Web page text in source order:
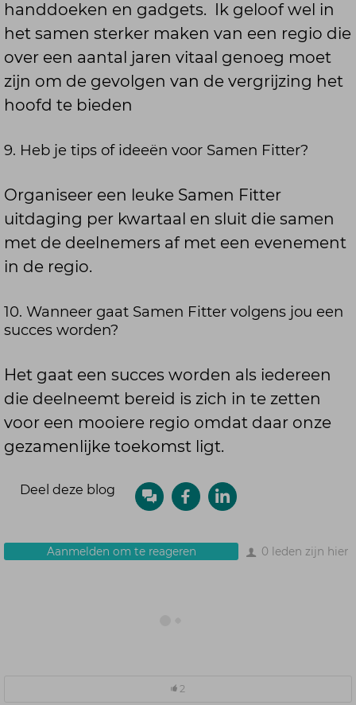
handdoeken en gadgets. Ik geloof wel in
het samen sterker maken van een regio die
over een aantal jaren vitaal genoeg moet
zijn om de gevolgen van de vergrijzing het
hoofd te bieden
9. Heb je tips of ideeën voor Samen Fitter?
Organiseer een leuke Samen Fitter
uitdaging per kwartaal en sluit die samen
met de deelnemers af met een evenement
in de regio.
10. Wanneer gaat Samen Fitter volgens jou een
succes worden?
Het gaat een succes worden als iedereen
die deelneemt bereid is zich in te zetten
voor een mooiere regio omdat daar onze
gezamenlijke toekomst ligt.
Deel deze blog
0 leden zijn hier
Aanmelden om te reageren
2